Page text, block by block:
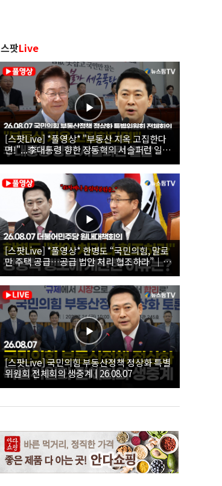
스팟Live
[스팟Live] *풀영상* "부동산 지옥 고집한다
면!"...李대통령 향한 장동혁의 서슬퍼런 일갈
| 26.08.07 국민의힘 부동산정책 정상화 특별
위원회 전체회의
[스팟Live] *풀영상* 한병도 “국민의힘, 말로
만 주택 공급…공급 법안 처리 협조하라”｜
26.08.07 더불어민주당 원내대책회의
[스팟Live] 국민의힘 부동산정책 정상화 특별
위원회 전체회의 생중계 | 26.08.07